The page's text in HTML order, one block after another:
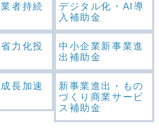
者持続
デジタル化・AI導
入補助金
力化投
中小企業新事業進
出補助金
長加速
新事業進出・もの
づくり商業サービ
ス補助金